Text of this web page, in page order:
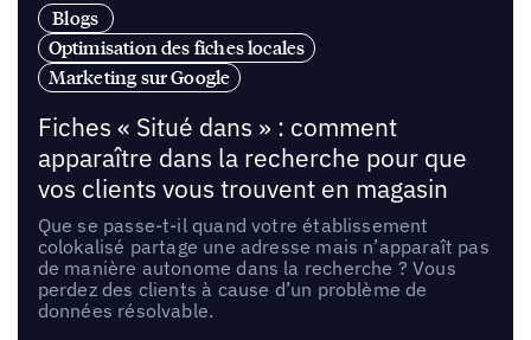
Blogs
Optimisation des fiches locales
Marketing sur Google
Fiches « Situé dans » : comment
apparaître dans la recherche pour que
vos clients vous trouvent en magasin
Que se passe-t-il quand votre établissement
colokalisé partage une adresse mais n’apparaît pas
de manière autonome dans la recherche ? Vous
perdez des clients à cause d’un problème de
données résolvable.